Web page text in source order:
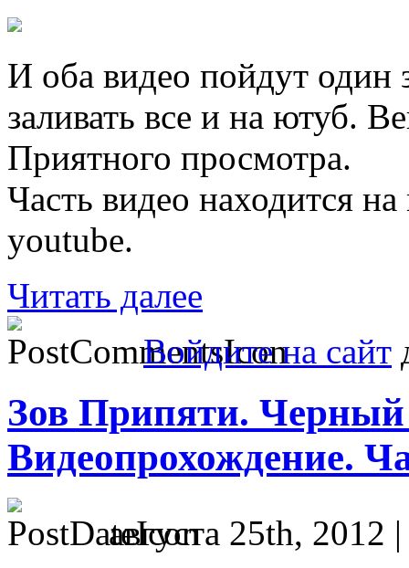
И оба видео пойдут один
заливать все и на ютуб.
Приятного просмотра.
Часть видео находится
youtube.
Читать далее
Войдите на сайт
Зов Припяти. Черный
Видеопрохождение.
августа 25th, 2012